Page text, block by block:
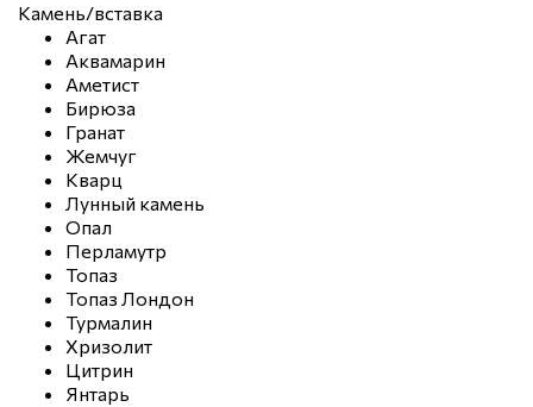
Камень/вставка
Агат
Аквамарин
Аметист
Бирюза
Гранат
Жемчуг
Кварц
Лунный камень
Опал
Перламутр
Топаз
Топаз Лондон
Турмалин
Хризолит
Цитрин
Янтарь